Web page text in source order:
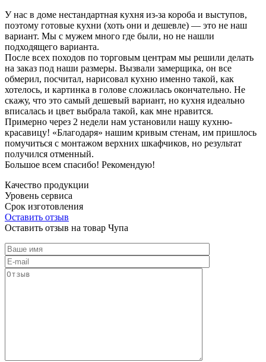
У нас в доме нестандартная кухня из-за короба и выступов,
поэтому готовые кухни (хоть они и дешевле) — это не наш
вариант. Мы с мужем много где были, но не нашли
подходящего варианта.
После всех походов по торговым центрам мы решили делать
на заказ под наши размеры. Вызвали замерщика, он все
обмерил, посчитал, нарисовал кухню именно такой, как
хотелось, и картинка в голове сложилась окончательно. Не
скажу, что это самый дешевый вариант, но кухня идеально
вписалась и цвет выбрала такой, как мне нравится.
Примерно через 2 недели нам установили нашу кухню-
красавицу! «Благодаря» нашим кривым стенам, им пришлось
помучиться с монтажом верхних шкафчиков, но результат
получился отменный.
Большое всем спасибо! Рекомендую!
Качество продукции
Уровень сервиса
Срок изготовления
Оставить отзыв
Оставить отзыв на товар Чупа